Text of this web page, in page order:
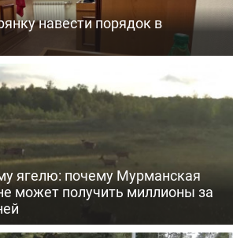
навести порядок в
ягелю: почему Мурманская
может получить миллионы за